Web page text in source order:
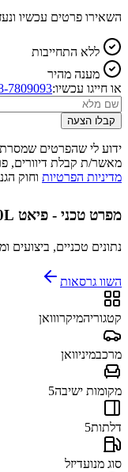
השאירו פרטים עכשיו
ללא התחייבות
מענה מהיר
או חייגו עכשיו:7809093
קבלו הצעה
ידוע לי שהפרטים שמסרתי
מאשר/ת קבלת דיוורים,
מדיניות הפרטיות וחוק
מפרט טכני - פיאט 500L
נתונים טכניים, ביצועים
השוו גרסאות
קטגוריהמיקרווואן
מרכבמיניוואן
מקומות ישיבה5
דלתות5
סוג מנועדיזל